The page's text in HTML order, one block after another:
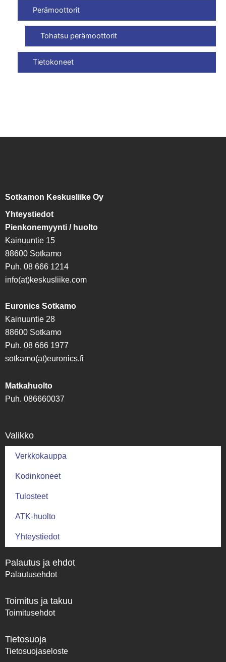
Perämoottorit
Tohatsu perämoottorit
Tietokoneet
Sotkamon Keskusliike Oy
Yhteystiedot
Pienkonemyynti / huolto
Kainuuntie 15
88600 Sotkamo
Puh. 08 666 1214
info(at)keskusliike.com
Euronics Sotkamo
Kainuuntie 28
88600 Sotkamo
Puh. 08 666 1977
sotkamo(at)euronics.fi
Matkahuolto
Puh. 086660037
Valikko
Verkkokauppa
Kodinkoneet
Tulosteet
ATK-huolto
Yhteystiedot
Palautus ja ehdot
Palautusehdot
Toimitus ja takuu
Toimitusehdot
Tietosuoja
Tietosuojaseloste